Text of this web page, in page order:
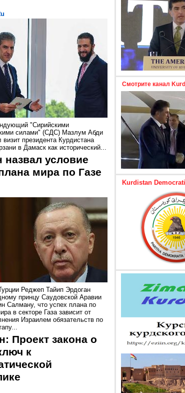
"Сирийскими
силами" (СДС) Мазлум Абди
визит президента Курдистана
в Дамаск как исторический...
назвал условие
мира по Газе
Реджеп Тайип Эрдоган
принцу Саудовской Аравии
Салману, что успех плана по
в секторе Газа зависит от
Израилем обязательств по
Проект закона о
к
Смотрите канал
Kurdistan